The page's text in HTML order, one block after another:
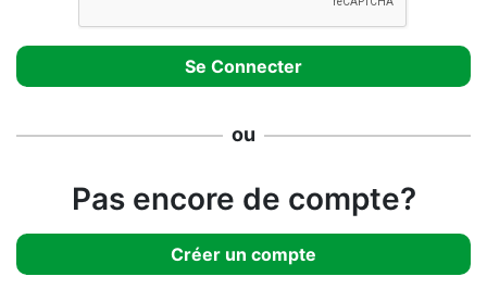
ou
Pas encore de compte?
Créer un compte